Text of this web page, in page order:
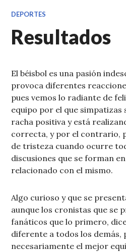
DEPORTES
Resultados
El béisbol es una pasión
provoca diferentes
pues vemos lo radiante de
equipo por el que simpatizas
racha positiva y está
correcta, y por el contrario,
de tristeza cuando ocurre
discusiones que se forman
relacionado con el mismo.
Algo curioso y que se
aunque los cronistas que se
fanáticos que lo primero,
diferente a todos los demás,
necesariamente el mejor